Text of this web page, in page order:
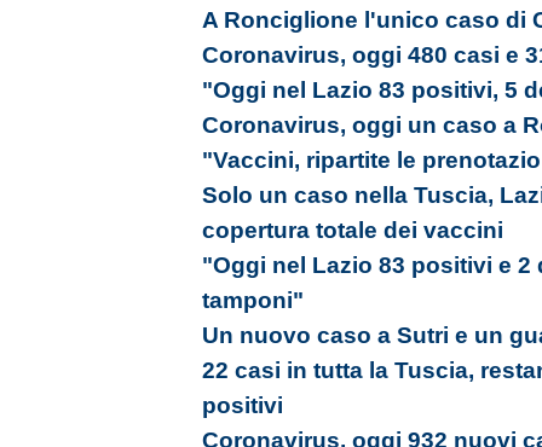
A Ronciglione l'unico caso di
Coronavirus, oggi 480 casi e
"Oggi nel Lazio 83 positivi, 5
Coronavirus, oggi un caso a
"Vaccini, ripartite le
Solo un caso nella Tuscia,
copertura totale dei vaccini
"Oggi nel Lazio 83 positivi e
tamponi"
Un nuovo caso a Sutri e un
22 casi in tutta la Tuscia,
positivi
Coronavirus, oggi 932 nuovi